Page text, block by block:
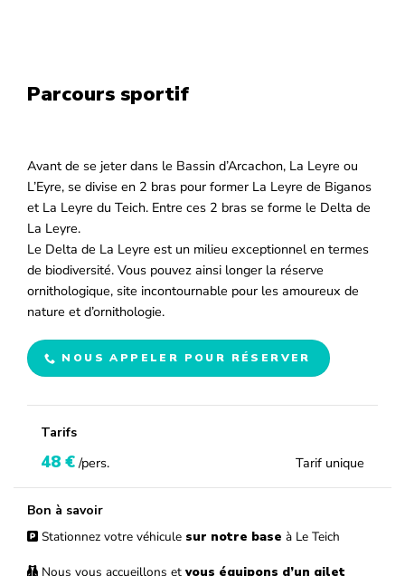
Parcours sportif
Avant de se jeter dans le Bassin d’Arcachon, La Leyre ou
L’Eyre, se divise en 2 bras pour former La Leyre de Biganos
et La Leyre du Teich. Entre ces 2 bras se forme le Delta de
La Leyre.
Le Delta de La Leyre est un milieu exceptionnel en termes
de biodiversité. Vous pouvez ainsi longer la réserve
ornithologique, site incontournable pour les amoureux de
nature et d’ornithologie.
NOUS APPELER POUR RÉSERVER
Tarifs
48 € /pers. Tarif unique
Bon à savoir
Stationnez votre véhicule sur notre base à Le Teich
Nous vous accueillons et vous équipons d’un gilet